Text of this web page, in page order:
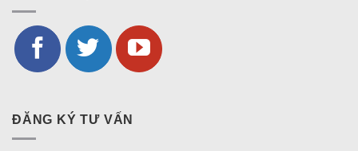
ĐĂNG KÝ TƯ VẤN